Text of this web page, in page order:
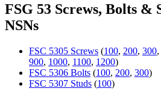
FSG 53 Screws, Bolts &
NSNs
FSC 5305 Screws (100, 200, 300,
900, 1000, 1100, 1200)
FSC 5306 Bolts (100, 200, 300)
FSC 5307 Studs (100)